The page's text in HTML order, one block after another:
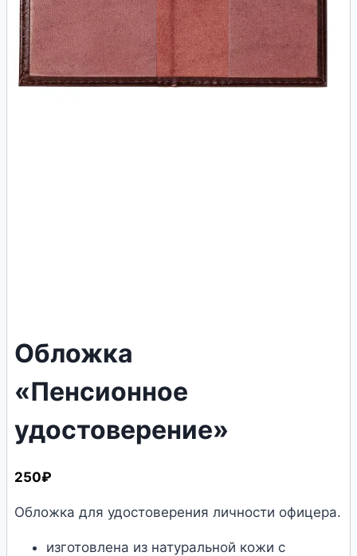
Обложка
«Пенсионное
удостоверение»
250₽
Обложка для удостоверения личности офицера.
изготовлена из натуральной кожи с